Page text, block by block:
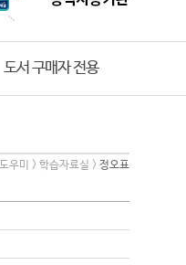
도서 구매자 전용
우미 > 학습자료실 > 정오표